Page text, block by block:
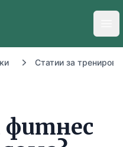
Статии за